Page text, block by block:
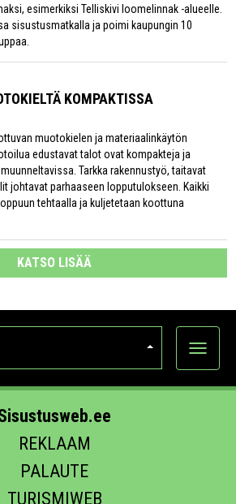
esimerkiksi Telliskivi loomelinnak -alueelle.
sisustusmatkalla ja poimi kaupungin 10
KOMPAKTISSA
muotokielen ja materiaalinkäytön
edustavat talot ovat kompakteja ja
Tarkka rakennustyö, taitavat
johtavat parhaaseen lopputulokseen. Kaikki
tehtaalla ja kuljetetaan koottuna
KATSO LISÄÄ
Näytä
REKLAAM
PALAUTE
TURISMIWEB